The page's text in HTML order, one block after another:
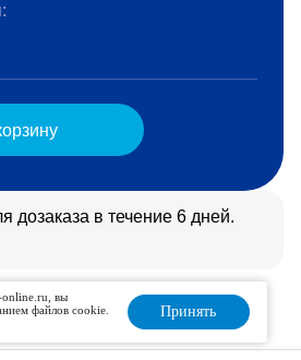
Интерпретация
дозаказа в течение 6 дней.
online.ru, вы
файлов cookie.
Принять